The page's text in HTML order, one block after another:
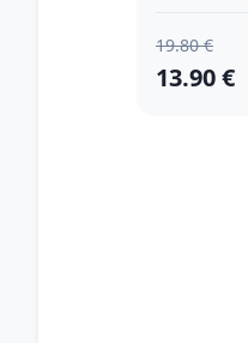
19.80 €
13.90 €